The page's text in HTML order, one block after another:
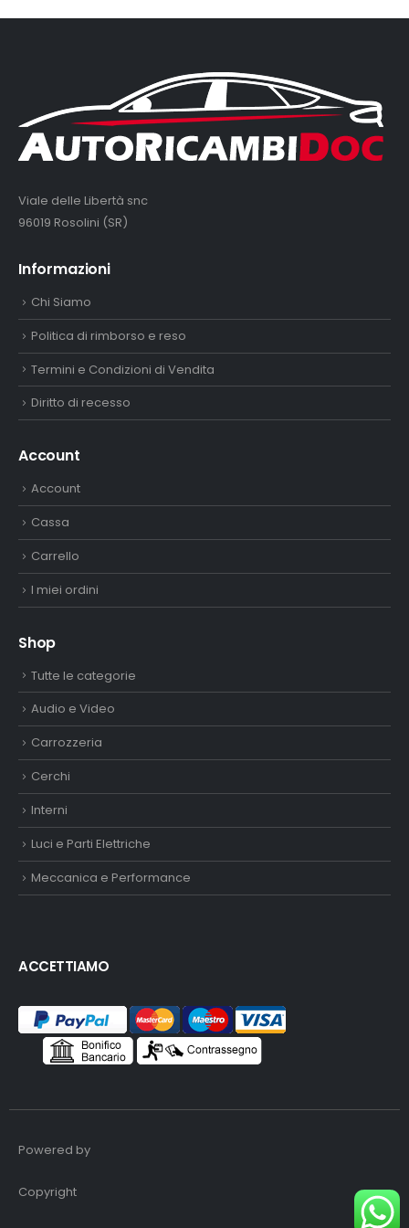
Viale delle Libertà snc
96019 Rosolini (SR)
Informazioni
Chi Siamo
Politica di rimborso e reso
Termini e Condizioni di Vendita
Diritto di recesso
Account
Account
Cassa
Carrello
I miei ordini
Shop
Tutte le categorie
Audio e Video
Carrozzeria
Cerchi
Interni
Luci e Parti Elettriche
Meccanica e Performance
ACCETTIAMO
Powered by
Copyright